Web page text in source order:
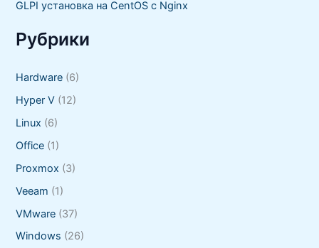
GLPI установка на CentOS с Nginx
Рубрики
Hardware (6)
Hyper V (12)
Linux (6)
Office (1)
Proxmox (3)
Veeam (1)
VMware (37)
Windows (26)